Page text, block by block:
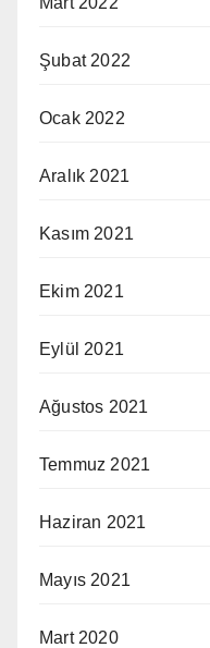
Şubat 2022
Ocak 2022
Aralık 2021
Kasım 2021
Ekim 2021
Eylül 2021
Ağustos 2021
Temmuz 2021
Haziran 2021
Mayıs 2021
Mart 2020